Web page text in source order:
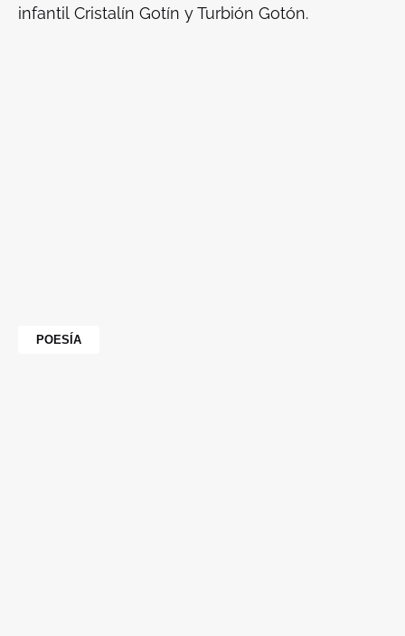
infantil Cristalín Gotín y Turbión Gotón.
POESÍA